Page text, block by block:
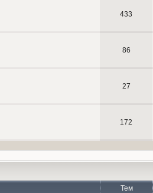
433
86
27
172
Тем